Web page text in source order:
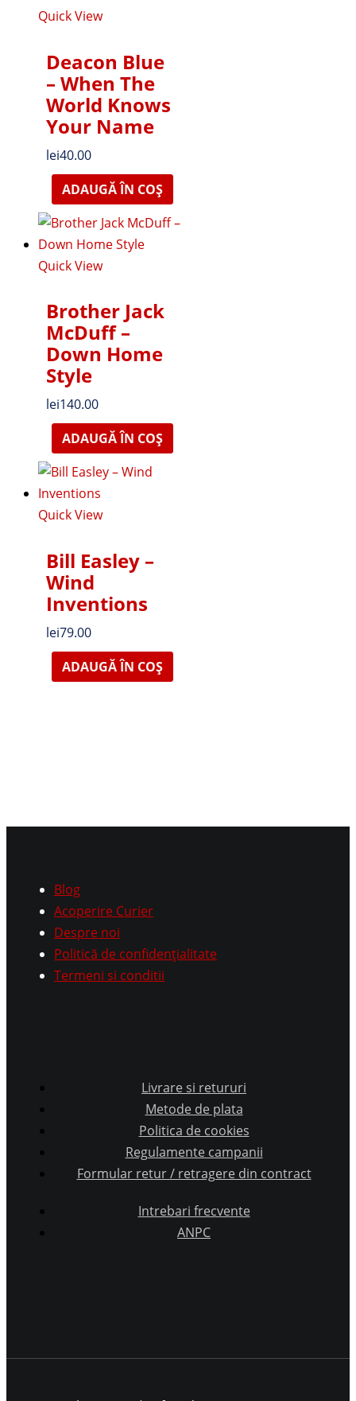
Quick View
Deacon Blue
– When The
World Knows
Your Name
lei40.00
ADAUGĂ ÎN COȘ
Quick View
Brother Jack
McDuff –
Down Home
Style
lei140.00
ADAUGĂ ÎN COȘ
Quick View
Bill Easley –
Wind
Inventions
lei79.00
ADAUGĂ ÎN COȘ
Blog
Acoperire Curier
Despre noi
Politică de confidențialitate
Termeni si conditii
Livrare si retururi
Metode de plata
Politica de cookies
Regulamente campanii
Formular retur / retragere din contract
Intrebari frecvente
ANPC